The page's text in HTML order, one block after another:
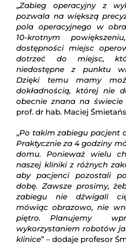
„Zabieg operacyjny z
pozwala na większą
pola operacyjnego w
10-krotnym
dostępności miejsc
dotrzeć do miejsc,
niedostępne z punktu
Dzięki temu mamy
dokładnością, której nie
obecnie znana na świecie
prof. dr hab. Maciej
„Po takim zabiegu pacjent
Praktycznie za 4 godziny
domu. Ponieważ wielu
naszej kliniki z różnych
aby pacjenci pozostali
dobę. Zawsze prosimy,
zabiegu nie dźwigali
mówiąc obrazowo, nie
piętro. Planujemy
wykorzystaniem robotów
klinice” – dodaje profesor